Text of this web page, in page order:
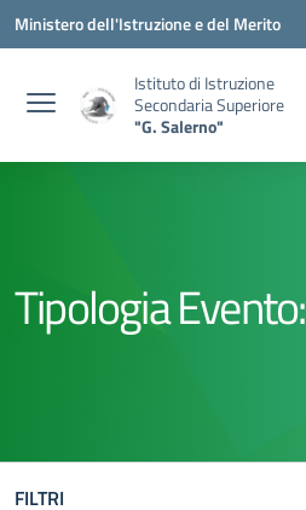
Vai ai contenuti
Vai al menu di navigazione
Vai al footer
Ministero dell'Istruzione e del Merito
Istituto di Istruzione
Secondaria Superiore
"G. Salerno"
Tipologia Evento:
FILTRI